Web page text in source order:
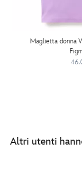
Maglietta donna
Altri utenti